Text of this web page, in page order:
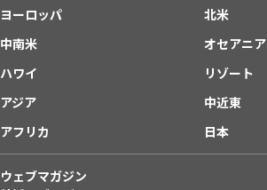
ヨーロッパ
北米
中南米
オセアニア
ハワイ
リゾート
アジア
中近東
アフリカ
日本
ウェブマガジン